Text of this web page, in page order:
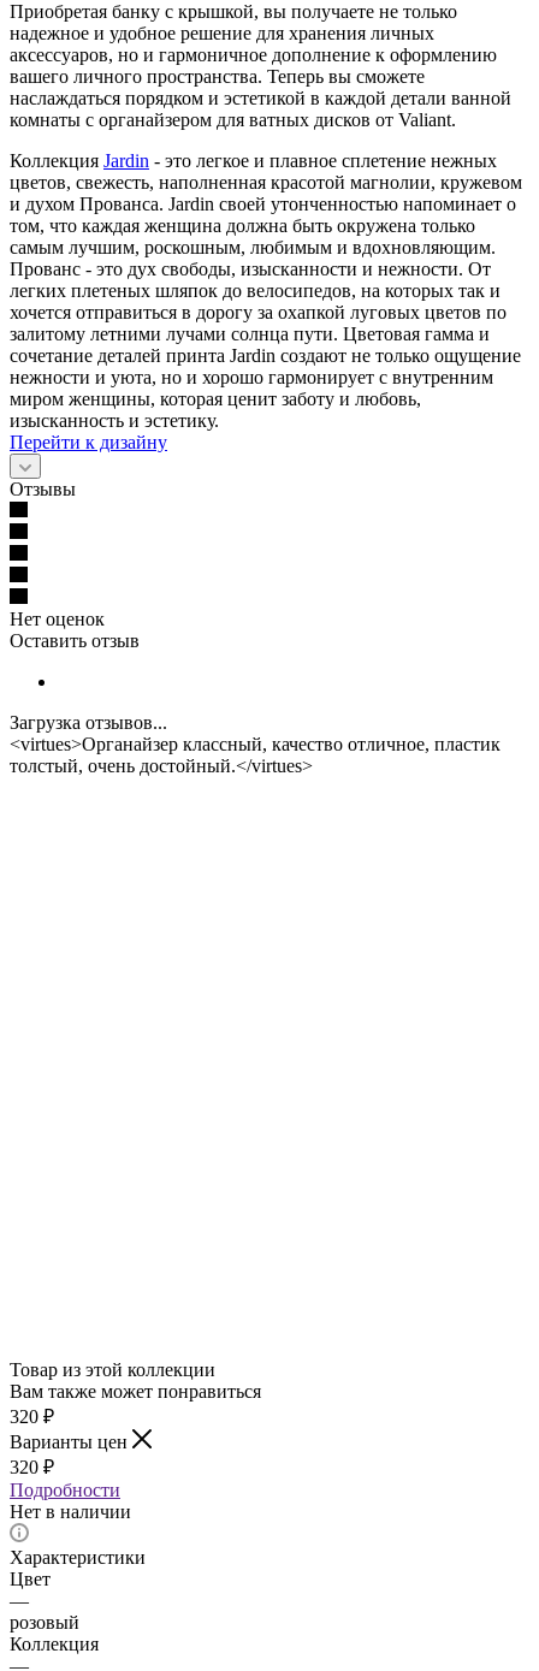
Приобретая банку с крышкой, вы получаете не только
надежное и удобное решение для хранения личных
аксессуаров, но и гармоничное дополнение к оформлению
вашего личного пространства. Теперь вы сможете
наслаждаться порядком и эстетикой в каждой детали ванной
комнаты с органайзером для ватных дисков от Valiant.
Коллекция Jardin - это легкое и плавное сплетение нежных
цветов, свежесть, наполненная красотой магнолии, кружевом
и духом Прованса. Jardin своей утонченностью напоминает о
том, что каждая женщина должна быть окружена только
самым лучшим, роскошным, любимым и вдохновляющим.
Прованс - это дух свободы, изысканности и нежности. От
легких плетеных шляпок до велосипедов, на которых так и
хочется отправиться в дорогу за охапкой луговых цветов по
залитому летними лучами солнца пути. Цветовая гамма и
сочетание деталей принта Jardin создают не только ощущение
нежности и уюта, но и хорошо гармонирует с внутренним
миром женщины, которая ценит заботу и любовь,
изысканность и эстетику.
Перейти к дизайну
Отзывы
Нет оценок
Оставить отзыв
Загрузка отзывов...
<virtues>Органайзер классный, качество отличное, пластик
толстый, очень достойный.</virtues>
Товар из этой коллекции
Вам также может понравиться
320 ₽
Варианты цен
320 ₽
Подробности
Нет в наличии
Характеристики
Цвет
—
розовый
Коллекция
—